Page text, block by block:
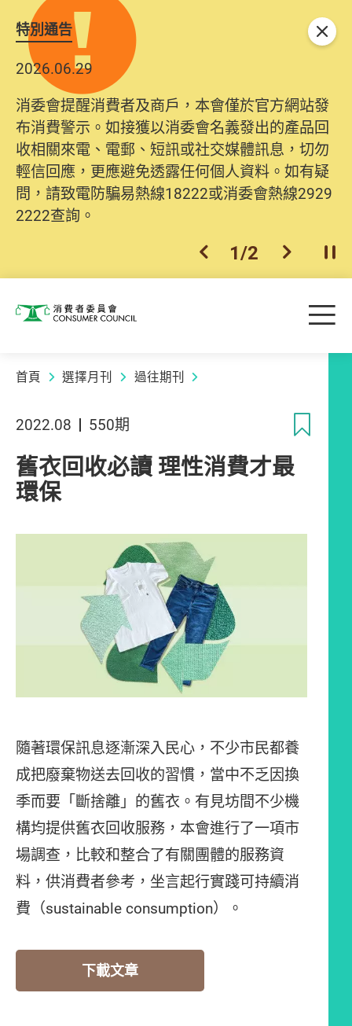
特別通告
2026.06.29
消委會提醒消費者及商戶，本會僅於官方網站發
布消費警示。如接獲以消委會名義發出的產品回
收相關來電、電郵、短訊或社交媒體訊息，切勿
輕信回應，更應避免透露任何個人資料。如有疑
問，請致電防騙易熱線18222或消委會熱線2929
2222查詢。
上一個
1/2 下一個開
關閉
消費者委員會 目
首頁 選擇月刊 過往期刊
2022.08 550期
舊衣回收必讀 理性消費才最
環保
隨著環保訊息逐漸深入民心，不少市民都養
成把廢棄物送去回收的習慣，當中不乏因換
季而要「斷捨離」的舊衣。有見坊間不少機
構均提供舊衣回收服務，本會進行了一項市
場調查，比較和整合了有關團體的服務資
料，供消費者參考，坐言起行實踐可持續消
費（sustainable consumption）。
下載文章